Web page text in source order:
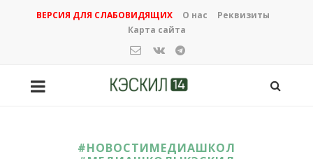
ВЕРСИЯ ДЛЯ СЛАБОВИДЯЩИХ О нас
Реквизиты
Карта сайта
#НОВОСТИМЕДИАШКОЛ